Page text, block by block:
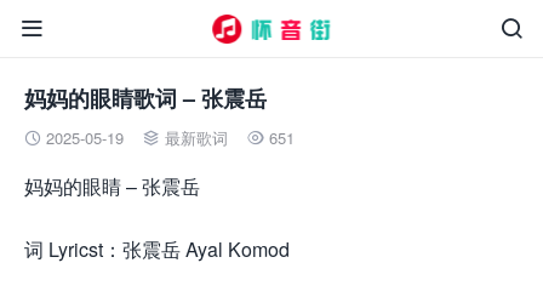


妈妈的眼睛歌词 – 张震岳
 2025-05-19  最新歌词  651
妈妈的眼睛 – 张震岳
词 Lyricst：张震岳 Ayal Komod